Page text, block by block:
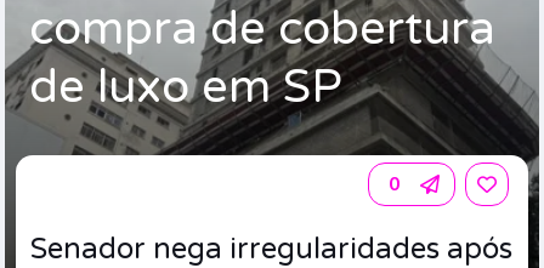
compra de cobertura
de luxo em SP
0
Senador nega irregularidades após